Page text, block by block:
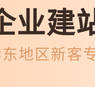
容，而不是把网站所有涉及
户眼花缭乱，进而造成用
需要和网站想要突出显示
业建
地区新客